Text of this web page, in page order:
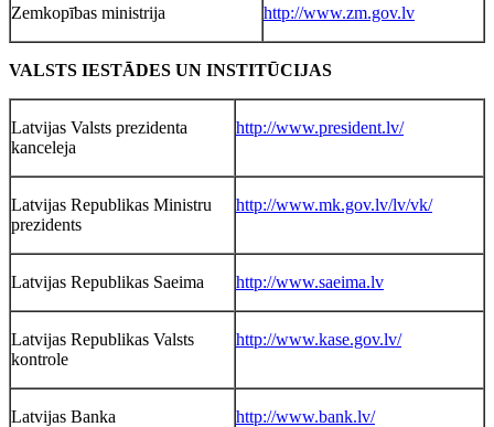
Zemkopības ministrija http://www.zm.gov.lv
VALSTS IESTĀDES UN INSTITŪCIJAS
Latvijas Valsts prezidenta
kanceleja
http://www.president.lv/
Latvijas Republikas Ministru
prezidents
http://www.mk.gov.lv/lv/vk/
Latvijas Republikas Saeima http://www.saeima.lv
Latvijas Republikas Valsts
kontrole
http://www.kase.gov.lv/
Latvijas Banka http://www.bank.lv/